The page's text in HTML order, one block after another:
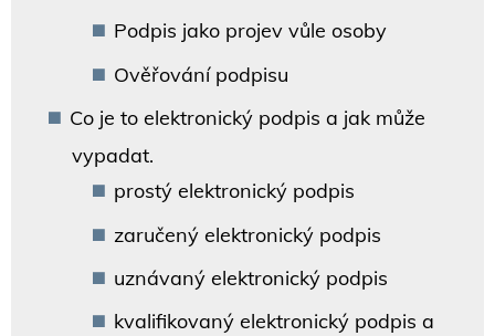
Podpis jako projev vůle osoby
Ověřování podpisu
Co je to elektronický podpis a jak může
vypadat.
prostý elektronický podpis
zaručený elektronický podpis
uznávaný elektronický podpis
kvalifikovaný elektronický podpis a